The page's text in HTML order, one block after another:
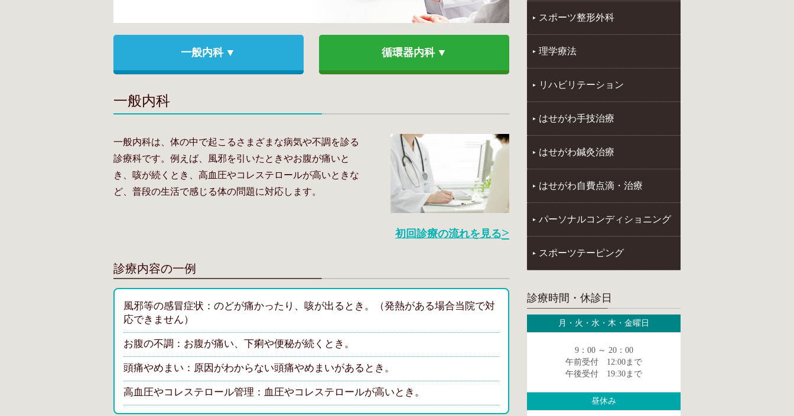
一般内科 循環器内科
一般内科
一般内科は、体の中で起こるさまざまな病気や不調を診る
診療科です。例えば、風邪を引いたときやお腹が痛いと
き、咳が続くとき、高血圧やコレステロールが高いときな
ど、普段の生活で感じる体の問題に対応します。
初回診療の流れを見る
診療内容の一例
風邪等の感冒症状：のどが痛かったり、咳が出るとき。（発熱がある場合当院で対
応できません）
お腹の不調：お腹が痛い、下痢や便秘が続くとき。
頭痛やめまい：原因がわからない頭痛やめまいがあるとき。
高血圧やコレステロール管理：血圧やコレステロールが高いとき。
スポーツ整形外科
理学療法
リハビリテーション
はせがわ手技治療
はせがわ鍼灸治療
はせがわ自費点滴・治療
パーソナルコンディショニング
スポーツテーピング
診療時間・休診日
月・火・水・木・金曜日
9：00 ～ 20：00
午前受付 12:00まで
午後受付 19:30まで
昼休み